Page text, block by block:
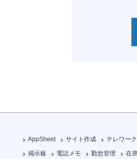
AppSheet サイト作成
テレワーク
掲示板
電話メモ 勤怠管理
在